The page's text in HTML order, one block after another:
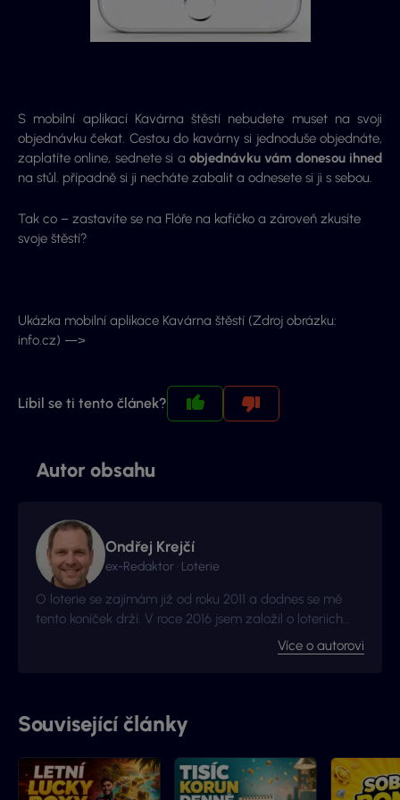
S mobilní aplikací Kavárna štěstí nebudete muset na svoji
objednávku čekat. Cestou do kavárny si jednoduše objednáte,
zaplatíte online, sednete si a objednávku vám donesou ihned
na stůl. případně si ji necháte zabalit a odnesete si ji s sebou.
Tak co – zastavíte se na Flóře na kafíčko a zároveň zkusíte
svoje štěstí?
Ukázka mobilní aplikace Kavárna štěstí (Zdroj obrázku:
info.cz) —>
Líbil se ti tento článek?
Autor obsahu
Ondřej Krejčí
ex-Redaktor · Loterie
O loterie se zajímám již od roku 2011 a dodnes se mě
tento koníček drží. V roce 2016 jsem založil o loteriích
web Vyhraj.com, který jsem následně v roce 2017
prodal, avšak za podmínek, že budu moci stále
mnohem více informací.
Více o autorovi
Související články